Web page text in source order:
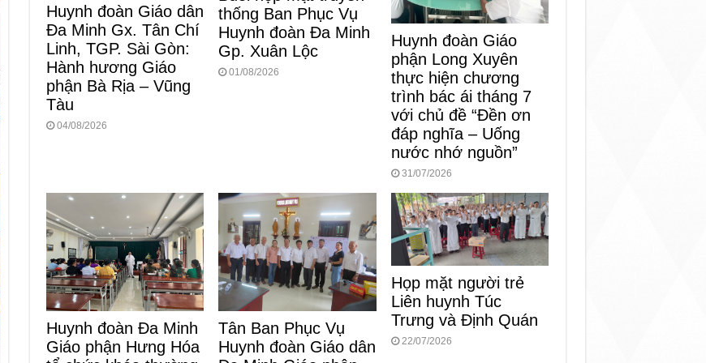
Huynh đoàn Giáo dân
Đa Minh Gx. Tân Chí
Linh, TGP. Sài Gòn:
Hành hương Giáo
phận Bà Rịa – Vũng
Tàu
04/08/2026
thống Ban Phục Vụ
Huynh đoàn Đa Minh
Gp. Xuân Lộc
01/08/2026
Huynh đoàn Giáo
phận Long Xuyên
thực hiện chương
trình bác ái tháng 7
với chủ đề “Đền ơn
đáp nghĩa – Uống
nước nhớ nguồn”
31/07/2026
Huynh đoàn Đa Minh
Giáo phận Hưng Hóa
Tân Ban Phục Vụ
Huynh đoàn Giáo dân
Họp mặt người trẻ
Liên huynh Túc
Trưng và Định Quán
22/07/2026